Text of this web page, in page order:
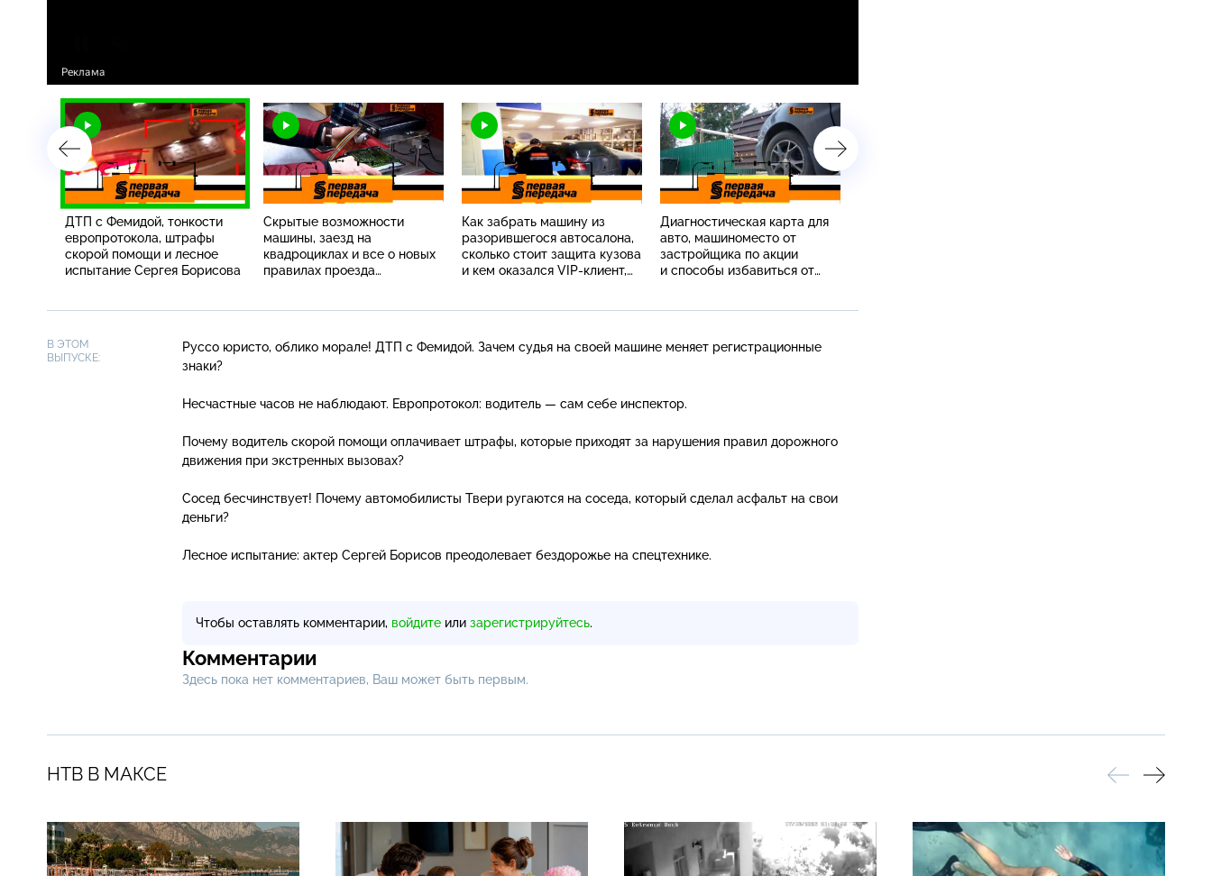
ДТП с Фемидой, тонкости
европротокола, штрафы
скорой помощи и лесное
испытание Сергея Борисова
Скрытые возможности
машины, заезд на
квадроциклах и все о новых
правилах проезда
Как забрать машину из
разорившегося автосалона,
сколько стоит защита кузова
и кем оказался VIP-клиент,
Диагностическая карта для
авто, машиноместо от
застройщика по акции
и способы избавиться от
В ЭТОМ
ВЫПУСКЕ:
Руссо юристо, облико морале! ДТП с Фемидой. Зачем судья на своей машине меняет регистрационные
знаки?
Несчастные часов не наблюдают. Европротокол: водитель — сам себе инспектор.
Почему водитель скорой помощи оплачивает штрафы, которые приходят за нарушения правил дорожного
движения при экстренных вызовах?
Сосед бесчинствует! Почему автомобилисты Твери ругаются на соседа, который сделал асфальт на свои
деньги?
Лесное испытание: актер Сергей Борисов преодолевает бездорожье на спецтехнике.
Чтобы оставлять комментарии, войдите или зарегистрируйтесь.
Комментарии
Здесь пока нет комментариев, Ваш может быть первым.
НТВ В МАКСЕ